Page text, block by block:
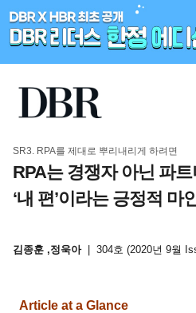
SR3. RPA를 제대로 뿌리내리게 하려면
RPA는 경쟁자 아닌 파트
‘내 편’이라는 긍정적 마
김종훈 ,정욱아 304호 (2020년 9월
Article at a Glance